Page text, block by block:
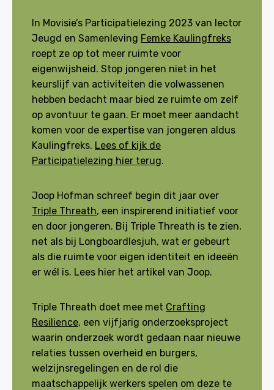
In Movisie’s Participatielezing 2023 van lector
Jeugd en Samenleving Femke Kaulingfreks
roept ze op tot meer ruimte voor
eigenwijsheid. Stop jongeren niet in het
keurslijf van activiteiten die volwassenen
hebben bedacht maar bied ze ruimte om zelf
op avontuur te gaan. Er moet meer aandacht
komen voor de expertise van jongeren aldus
Kaulingfreks. Lees of kijk de
Participatielezing hier terug.
Joop Hofman schreef begin dit jaar over
Triple Threath, een inspirerend initiatief voor
en door jongeren. Bij Triple Threath is te zien,
net als bij Longboardlesjuh, wat er gebeurt
als die ruimte voor eigen identiteit en ideeën
er wél is. Lees hier het artikel van Joop.
Triple Threath doet mee met Crafting
Resilience, een vijfjarig onderzoeksproject
waarin onderzoek wordt gedaan naar nieuwe
relaties tussen overheid en burgers,
welzijnsregelingen en de rol die
maatschappelijk werkers spelen om deze te